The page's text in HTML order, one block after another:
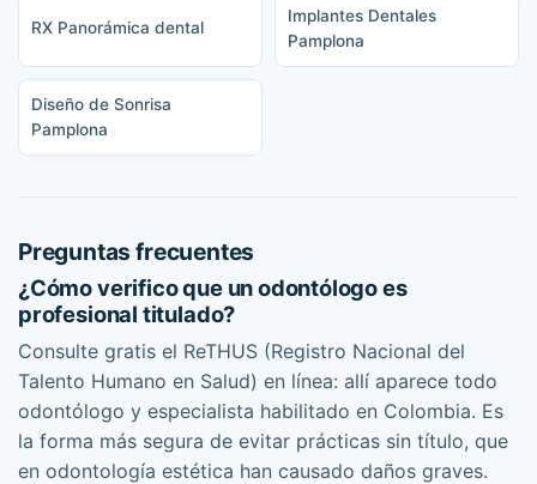
RX Panorámica dental
Implantes Dentales
Pamplona
Diseño de Sonrisa
Pamplona
Preguntas frecuentes
¿Cómo verifico que un odontólogo es
profesional titulado?
Consulte gratis el ReTHUS (Registro Nacional del
Talento Humano en Salud) en línea: allí aparece todo
odontólogo y especialista habilitado en Colombia. Es
la forma más segura de evitar prácticas sin título, que
en odontología estética han causado daños graves.